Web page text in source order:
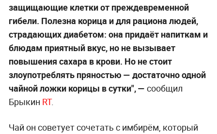
защищающие клетки от преждевременной
гибели. Полезна корица и для рациона людей,
страдающих диабетом: она придаёт напиткам и
блюдам приятный вкус, но не вызывает
повышения сахара в крови. Но не стоит
злоупотреблять пряностью — достаточно одной
чайной ложки корицы в сутки",— сообщил
Брыкин RT.
Чай он советует сочетать с имбирём, который